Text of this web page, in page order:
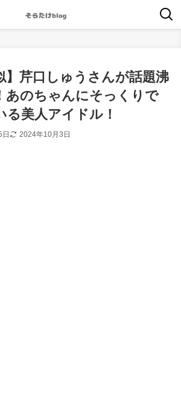
】芹口しゅうさんが話題沸
あのちゃんにそっくりで
る美人アイドル！
2024年10月3日